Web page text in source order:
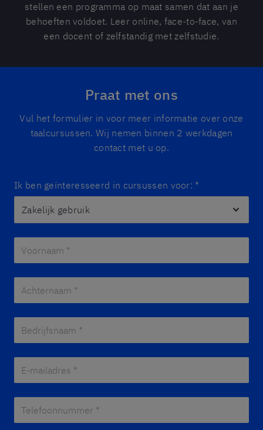
stellen een programma op maat samen dat aan je
behoeften voldoet. Leer online, face-to-face, van
een docent of zelfstandig met zelfstudie.
Praat met ons
Vul het formulier in voor meer informatie over onze
taalcursussen. Wij nemen binnen 2 werkdagen
contact met u op.
Ik ben geïnteresseerd in cursussen voor: *